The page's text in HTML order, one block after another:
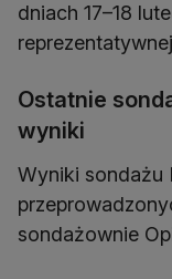
dniach 17–18
Ostatnie
wyniki
Wyniki sondażu
sondażownie